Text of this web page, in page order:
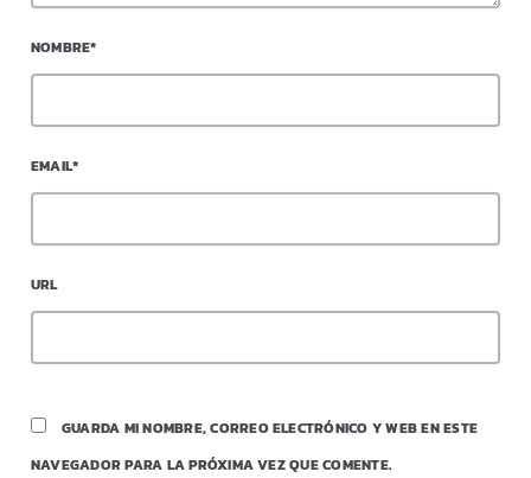
NOMBRE*
EMAIL*
URL
GUARDA MI NOMBRE, CORREO ELECTRÓNICO Y WEB EN ESTE
NAVEGADOR PARA LA PRÓXIMA VEZ QUE COMENTE.